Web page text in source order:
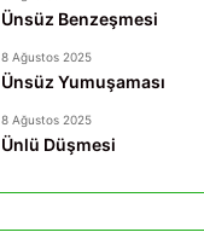
Ünsüz Benzeşmesi
8 Ağustos 2025
Ünsüz Yumuşaması
8 Ağustos 2025
Ünlü Düşmesi